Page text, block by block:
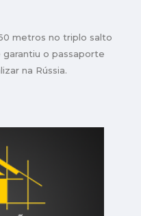
metros no triplo salto
o passaporte
na Rússia.